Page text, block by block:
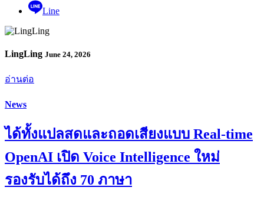
Line
LingLing June 24, 2026
อ่านต่อ
News
ได้ทั้งแปลสดและถอดเสียงแบบ Real-time
OpenAI เปิด Voice Intelligence ใหม่
รองรับได้ถึง 70 ภาษา